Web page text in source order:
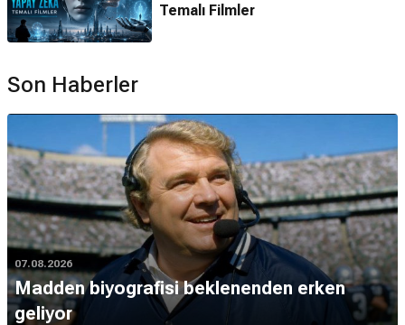
Temalı Filmler
Son Haberler
07.08.2026
Madden biyografisi beklenenden erken
geliyor